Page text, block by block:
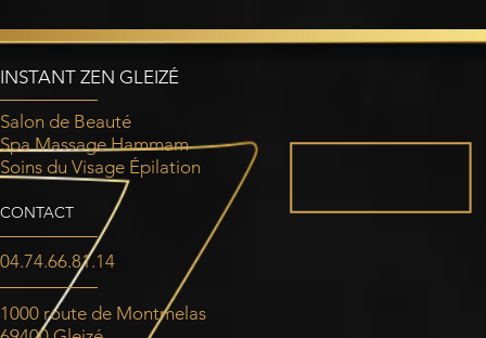
INSTANT ZEN GLEIZÉ
Salon de Beauté
Spa Massage Hammam
Soins du Visage Épilation
CONTACT
04.74.66.81.14
1000 route de Montmelas